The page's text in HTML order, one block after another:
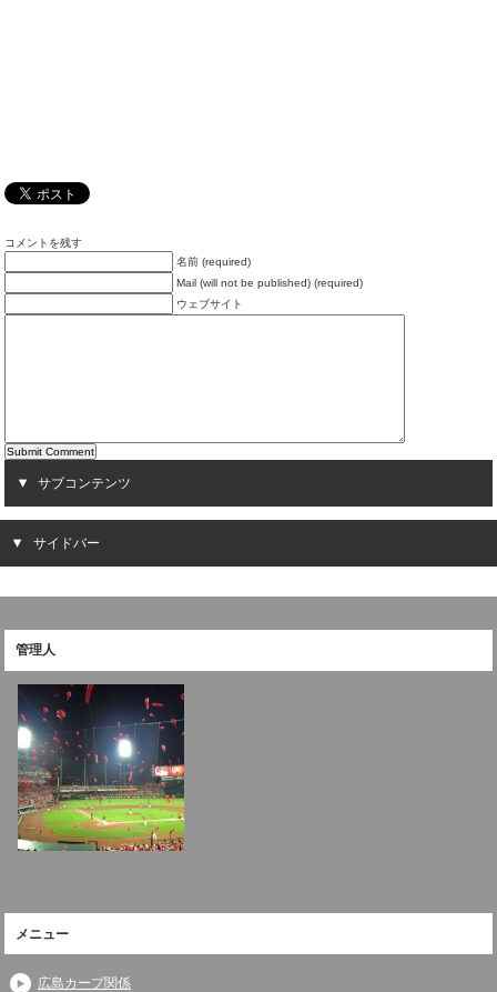
コメントを残す
名前 (required)
Mail (will not be published) (required)
ウェブサイト
サブコンテンツ
サイドバー
管理人
メニュー
広島カープ関係